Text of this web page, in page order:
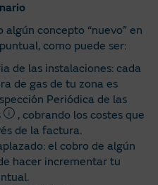
algún concepto “nuevo” en
como puede ser:
de las instalaciones: cada
de gas de tu zona es
Periódica de las
, cobrando los costes que
de la factura.
el cobro de algún
hacer incrementar tu